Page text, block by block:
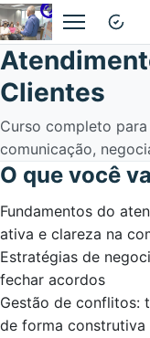
Abrir menu
Clientes
Curso completo
comunicação,
O que você
Fundamentos do
ativa e clareza na
Estratégias de
fechar acordos
Gestão de conflitos:
de forma construtiva